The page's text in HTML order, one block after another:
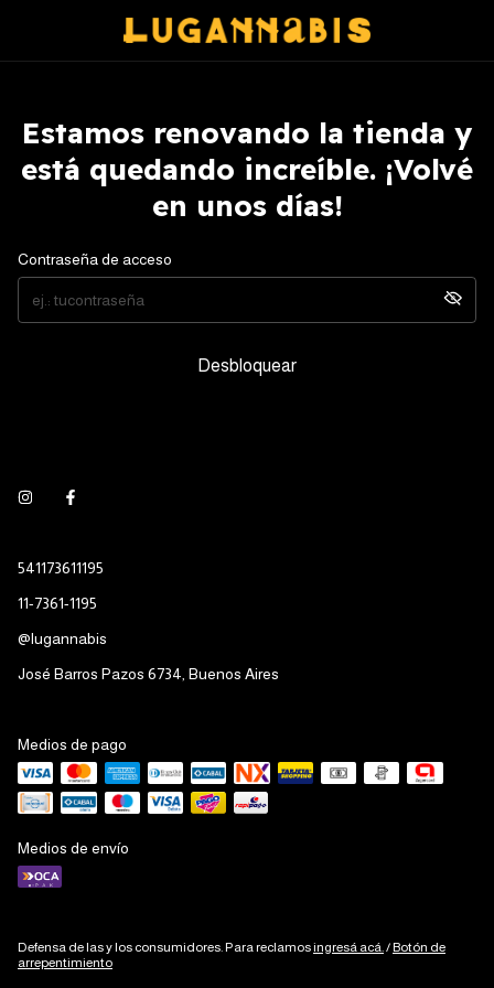
Estamos renovando la tienda y
está quedando increíble. ¡Volvé
en unos días!
Contraseña de acceso
Desbloquear
541173611195
11-7361-1195
@lugannabis
José Barros Pazos 6734, Buenos Aires
Medios de pago
Medios de envío
Defensa de las y los consumidores. Para reclamosingresá acá./Botón de
arrepentimiento